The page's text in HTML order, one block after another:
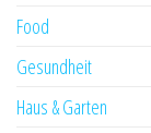
Food
Gesundheit
Haus & Garten